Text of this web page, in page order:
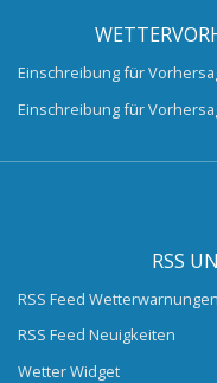
Einschreibung für
Einschreibung für
RSS
RSS Feed Wetterwarnungen
RSS Feed Neuigkeiten
Wetter Widget